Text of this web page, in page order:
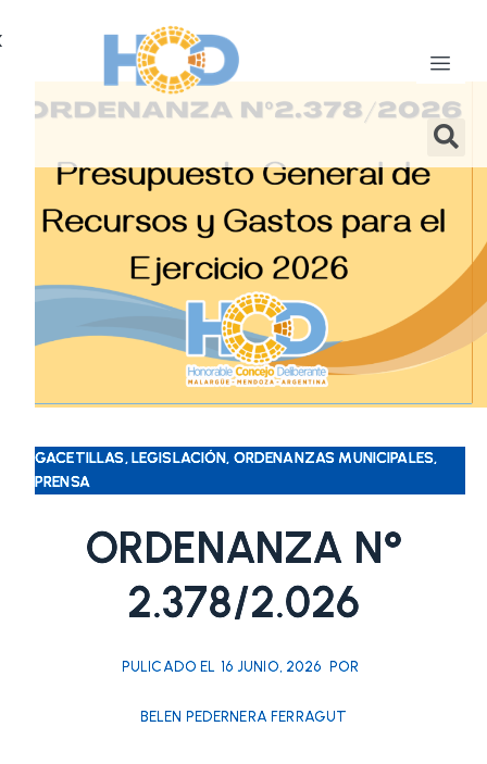
GACETILLAS, LEGISLACIÓN, ORDENANZAS MUNICIPALES,
PRENSA
ORDENANZA N°
2.378/2.026
PULICADO EL 16 JUNIO, 2026 POR
BELEN PEDERNERA FERRAGUT